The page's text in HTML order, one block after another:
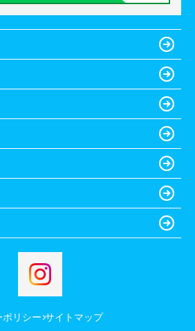
リシー サイトマップ